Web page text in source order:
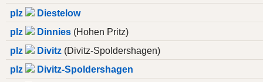
plz
Diestelow
plz
Dinnies (Hohen Pritz)
plz
Divitz (Divitz-Spoldershagen)
plz
Divitz-Spoldershagen